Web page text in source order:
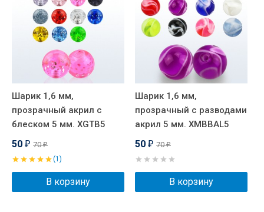
Шарик 1,6 мм,
прозрачный акрил с
блеском 5 мм. XGTB5
50 ₽ 70₽
(1)
В корзину
Шарик 1,6 мм,
прозрачный с разводами
акрил 5 мм. XMBBAL5
50 ₽ 70₽
В корзину